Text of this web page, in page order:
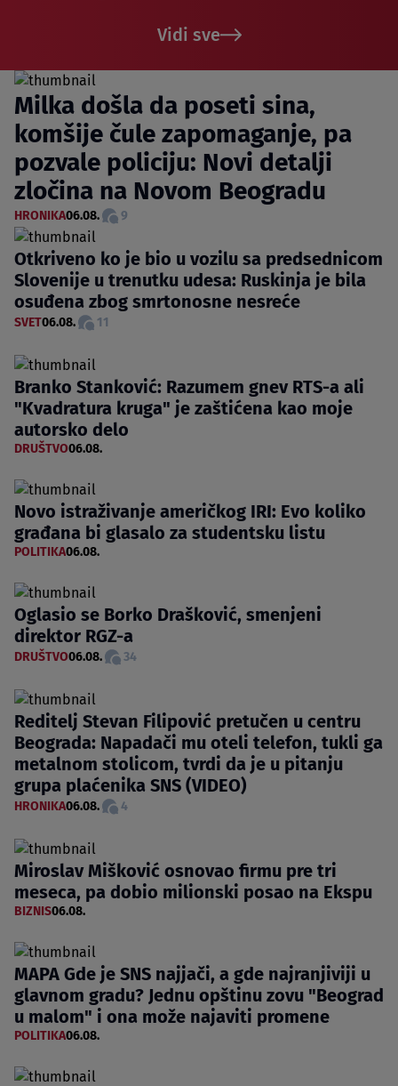
Vidi sve
Milka došla da poseti sina,
komšije čule zapomaganje, pa
pozvale policiju: Novi detalji
zločina na Novom Beogradu
HRONIKA06.08. 9
Otkriveno ko je bio u vozilu sa predsednicom
Slovenije u trenutku udesa: Ruskinja je bila
osuđena zbog smrtonosne nesreće
SVET06.08. 11
Branko Stanković: Razumem gnev RTS-a ali
"Kvadratura kruga" je zaštićena kao moje
autorsko delo
DRUŠTVO06.08.
Novo istraživanje američkog IRI: Evo koliko
građana bi glasalo za studentsku listu
POLITIKA06.08.
Oglasio se Borko Drašković, smenjeni
direktor RGZ-a
DRUŠTVO06.08. 34
Reditelj Stevan Filipović pretučen u centru
Beograda: Napadači mu oteli telefon, tukli ga
metalnom stolicom, tvrdi da je u pitanju
grupa plaćenika SNS (VIDEO)
HRONIKA06.08. 4
Miroslav Mišković osnovao firmu pre tri
meseca, pa dobio milionski posao na Ekspu
BIZNIS06.08.
MAPA Gde je SNS najjači, a gde najranjiviji u
glavnom gradu? Jednu opštinu zovu "Beograd
u malom" i ona može najaviti promene
POLITIKA06.08.